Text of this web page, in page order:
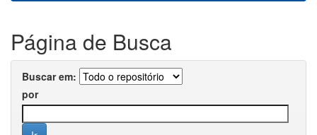
Página de Busca
Buscar em:
por